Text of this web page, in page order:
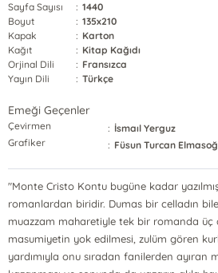
Sayfa Sayısı
: 1440
Boyut
: 135x210
Kapak
: Karton
Kağıt
: Kitap Kağıdı
Orjinal Dili
: Fransızca
Yayın Dili
: Türkçe
Emeği Geçenler
Çevirmen : İsmaıl Yerguz
Grafiker
: Füsun Turcan
"Monte Cristo Kontu bugüne kadar
romanlardan biridir. Dumas bir celladın
muazzam maharetiyle tek bir romanda
masumiyetin yok edilmesi, zulüm gören
yardımıyla onu sıradan fanilerden ayıran